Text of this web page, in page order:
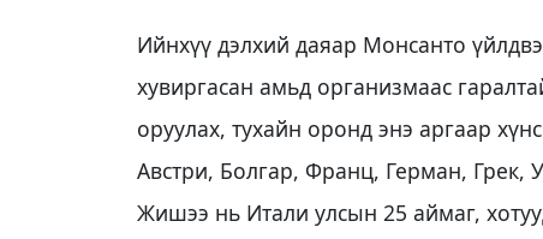
Ийнхүү дэлхий даяар Монсанто
хувиргасан амьд организмаас
оруулах, тухайн оронд энэ аргаар
Австри, Болгар, Франц, Герман, Грек,
Жишээ нь Итали улсын 25 аймаг,